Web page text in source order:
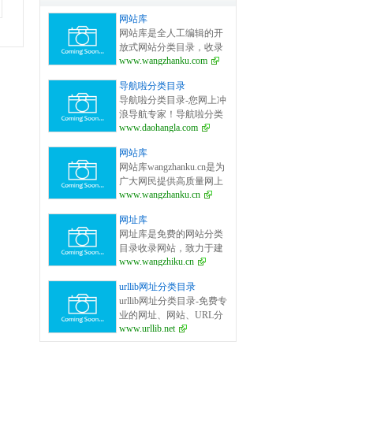
网站库
网站库是全人工编辑的开
放式网站分类目录，收录
国内外、各行业优秀网
面的网站分类目录检索、
优秀网站参考、网站推广
服务、网站黄页、网上娱
乐冲浪导航网站。
www.wangzhanku.com
导航啦分类目录
导航啦分类目录-您网上冲
浪导航专家！导航啦分类
目录－专业提供为广大站
目录平台，收集国内外、
各行业优秀正规网站,全人
工编辑收录，为百度、谷
歌、有道、搜狗、必应等
搜索引擎提供索引参考, 同
时也是站长推广网站值得
信任选择的平台。
www.daohangla.com
网站库
网站库wangzhanku.cn是为
广大网民提供高质量网上
娱乐冲浪导航网站，汇聚
学习等网站让广大网民轻
松畅游互联网，同时面向
广大互联网站长提供免费
的网址收录、免费网站收
录、免费外链平台。
www.wangzhanku.cn
网址库
网址库是免费的网站分类
目录收录网站，致力于建
立全面的网址库平台：免
国内外各行业优秀的网站
网址,让你轻松畅游互联
网，找到您想要的网站、
信息资源；加入网址库让
www.wangzhiku.cn
urllib网址分类目录
urllib网址分类目录-免费专
业的网址、网站、URL分
类目录_提交网址、网站、
www.urllib.net